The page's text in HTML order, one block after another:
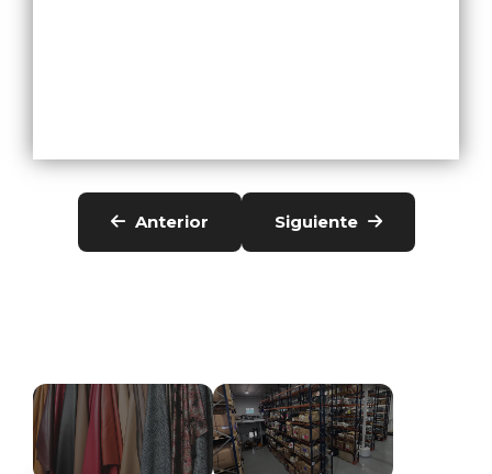
Anterior Siguiente